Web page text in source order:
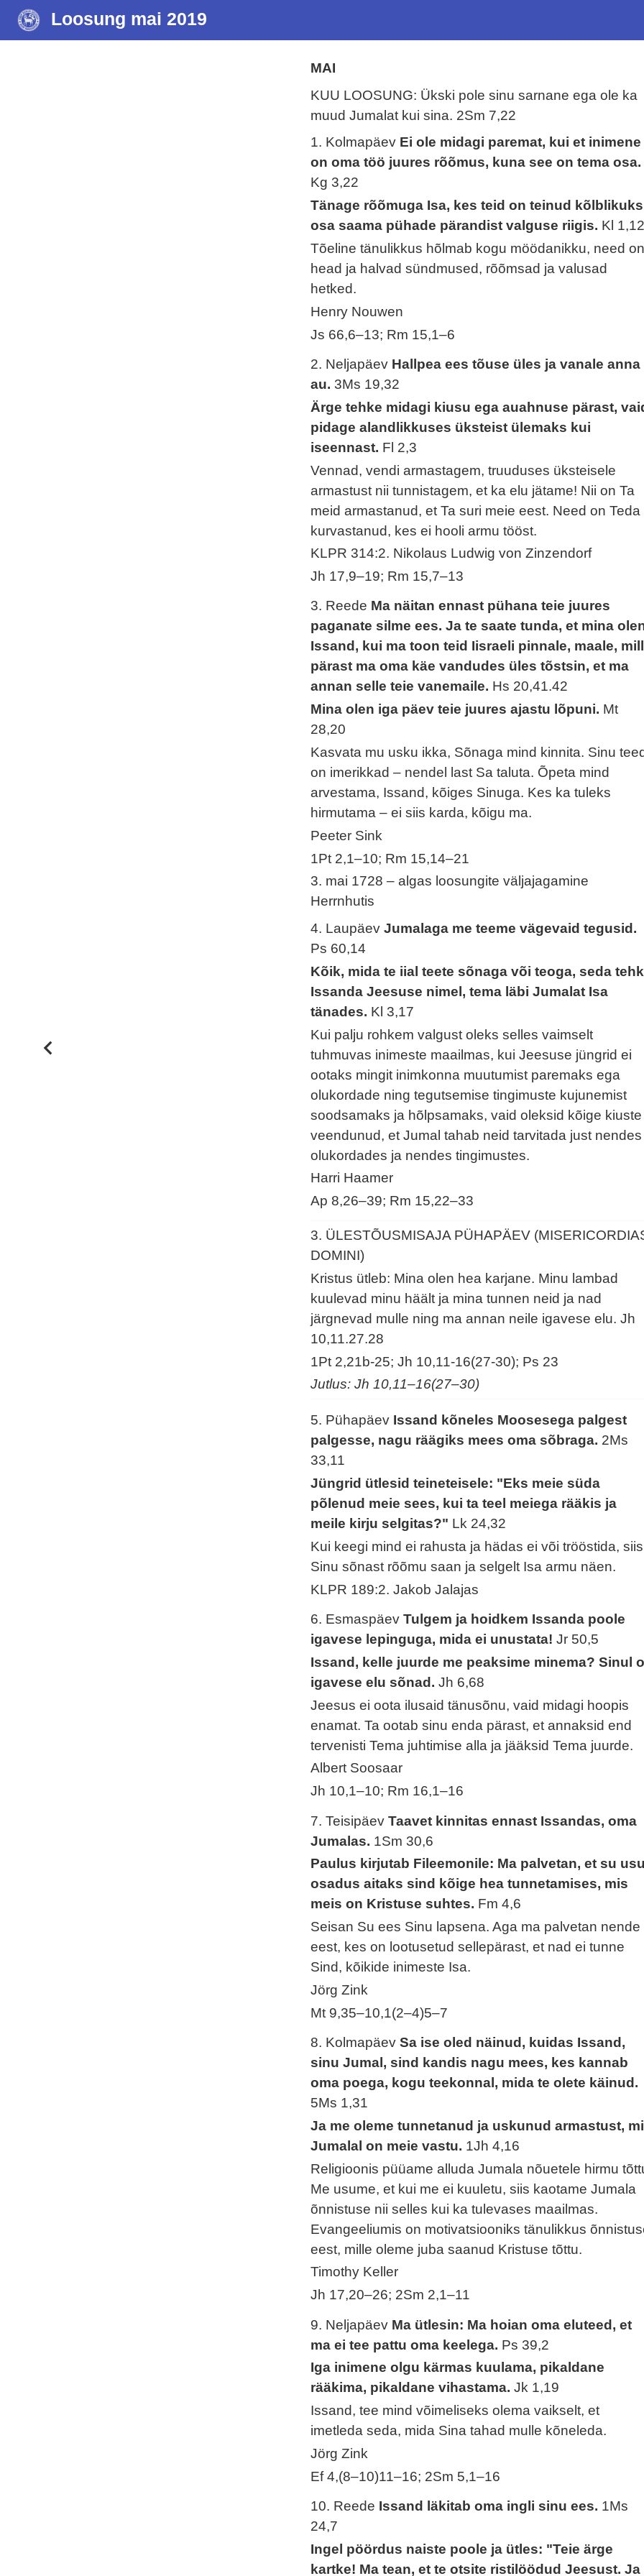
Loosung mai 2019
MAI
KUU LOOSUNG: Ükski pole sinu sarnane ega ole ka
muud Jumalat kui sina. 2Sm 7,22
1. Kolmapäev Ei ole midagi paremat, kui et inimene
on oma töö juures rõõmus, kuna see on tema osa.
Kg 3,22
Tänage rõõmuga Isa, kes teid on teinud kõlblikuks
osa saama pühade pärandist valguse riigis. Kl
Tõeline tänulikkus hõlmab kogu möödanikku, need
head ja halvad sündmused, rõõmsad ja valusad
hetked.
Henry Nouwen
Js 66,6–13; Rm 15,1–6
2. Neljapäev Hallpea ees tõuse üles ja vanale anna
au.3Ms 19,32
Ärge tehke midagi kiusu ega auahnuse pärast,
pidage alandlikkuses üksteist ülemaks kui
iseennast. Fl 2,3
Vennad, vendi armastagem, truuduses üksteisele
armastust nii tunnistagem, et ka elu jätame! Nii on Ta
meid armastanud, et Ta suri meie eest. Need on Teda
kurvastanud, kes ei hooli armu tööst.
KLPR 314:2. Nikolaus Ludwig von Zinzendorf
Jh 17,9–19; Rm 15,7–13
3. Reede Ma näitan ennast pühana teie juures
paganate silme ees. Ja te saate tunda, et mina
Issand, kui ma toon teid Iisraeli pinnale, maale,
pärast ma oma käe vandudes üles tõstsin, et ma
annan selle teie vanemaile. Hs 20,41.42
Mina olen iga päev teie juures ajastu lõpuni. Mt
28,20
Kasvata mu usku ikka, Sõnaga mind kinnita. Sinu
on imerikkad – nendel last Sa taluta. Õpeta mind
arvestama, Issand, kõiges Sinuga. Kes ka tuleks
hirmutama – ei siis karda, kõigu ma.
Peeter Sink
1Pt 2,1–10; Rm 15,14–21
3. mai 1728 – algas loosungite väljajagamine
Herrnhutis
4. LaupäevJumalaga me teeme vägevaid tegusid.
Ps 60,14
Kõik, mida te iial teete sõnaga või teoga, seda
Issanda Jeesuse nimel, tema läbi Jumalat Isa
tänades. Kl 3,17
Kui palju rohkem valgust oleks selles vaimselt
tuhmuvas inimeste maailmas, kui Jeesuse jüngrid ei
ootaks mingit inimkonna muutumist paremaks ega
olukordade ning tegutsemise tingimuste kujunemist
soodsamaks ja hõlpsamaks, vaid oleksid kõige kiuste
veendunud, et Jumal tahab neid tarvitada just nendes
olukordades ja nendes tingimustes.
Harri Haamer
Ap 8,26–39; Rm 15,22–33
3. ÜLESTÕUSMISAJA PÜHAPÄEV
DOMINI)
Kristus ütleb: Mina olen hea karjane. Minu lambad
kuulevad minu häält ja mina tunnen neid ja nad
järgnevad mulle ning ma annan neile igavese elu.Jh
10,11.27.28
1Pt 2,21b-25; Jh 10,11-16(27-30); Ps 23
Jutlus: Jh 10,11–16(27–30)
5. Pühapäev Issand kõneles Moosesega palgest
palgesse, nagu räägiks mees oma sõbraga. 2Ms
33,11
Jüngrid ütlesid teineteisele: "Eks meie süda
põlenud meie sees, kui ta teel meiega rääkis ja
meile kirju selgitas?" Lk 24,32
Kui keegi mind ei rahusta ja hädas ei või trööstida, siis
Sinu sõnast rõõmu saan ja selgelt Isa armu näen.
KLPR 189:2. Jakob Jalajas
6. EsmaspäevTulgem ja hoidkem Issanda poole
igavese lepinguga, mida ei unustata!Jr 50,5
Issand, kelle juurde me peaksime minema? Sinul
igavese elu sõnad.Jh 6,68
Jeesus ei oota ilusaid tänusõnu, vaid midagi hoopis
enamat. Ta ootab sinu enda pärast, et annaksid end
tervenisti Tema juhtimise alla ja jääksid Tema juurde.
Albert Soosaar
Jh 10,1–10; Rm 16,1–16
7. TeisipäevTaavet kinnitas ennast Issandas, oma
Jumalas. 1Sm 30,6
Paulus kirjutab Fileemonile: Ma palvetan, et su
osadus aitaks sind kõige hea tunnetamises, mis
meis on Kristuse suhtes. Fm 4,6
Seisan Su ees Sinu lapsena. Aga ma palvetan nende
eest, kes on lootusetud sellepärast, et nad ei tunne
Sind, kõikide inimeste Isa.
Jörg Zink
Mt 9,35–10,1(2–4)5–7
8. KolmapäevSa ise oled näinud, kuidas Issand,
sinu Jumal, sind kandis nagu mees, kes kannab
oma poega, kogu teekonnal, mida te olete käinud.
5Ms 1,31
Ja me oleme tunnetanud ja uskunud armastust,
Jumalal on meie vastu. 1Jh 4,16
Religioonis püüame alluda Jumala nõuetele hirmu
Me usume, et kui me ei kuuletu, siis kaotame Jumala
õnnistuse nii selles kui ka tulevases maailmas.
Evangeeliumis on motivatsiooniks tänulikkus
eest, mille oleme juba saanud Kristuse tõttu.
Timothy Keller
Jh 17,20–26; 2Sm 2,1–11
9. Neljapäev Ma ütlesin: Ma hoian oma eluteed, et
ma ei tee pattu oma keelega. Ps 39,2
Iga inimene olgu kärmas kuulama, pikaldane
rääkima, pikaldane vihastama.Jk 1,19
Issand, tee mind võimeliseks olema vaikselt, et
imetleda seda, mida Sina tahad mulle kõneleda.
Jörg Zink
Ef 4,(8–10)11–16; 2Sm 5,1–16
10. Reede Issand läkitab oma ingli sinu ees. 1Ms
24,7
Ingel pöördus naiste poole ja ütles: "Teie ärge
kartke! Ma tean, et te otsite ristilöödud Jeesust. Ja